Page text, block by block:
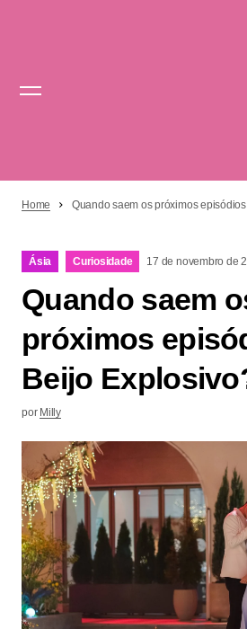
Home Quando saem os próximos
Ásia Curiosidade 17 de novembro de
Quando saem
próximos
Beijo
por Milly